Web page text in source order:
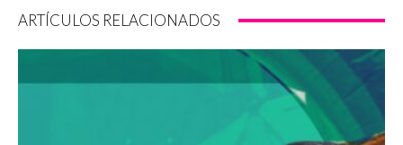
ARTÍCULOS RELACIONADOS